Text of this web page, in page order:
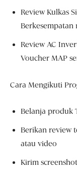
Review Kulkas
Berkesempatan
Review AC
Voucher MAP
Cara Mengikuti
Belanja produk
Berikan review
atau video
Kirim